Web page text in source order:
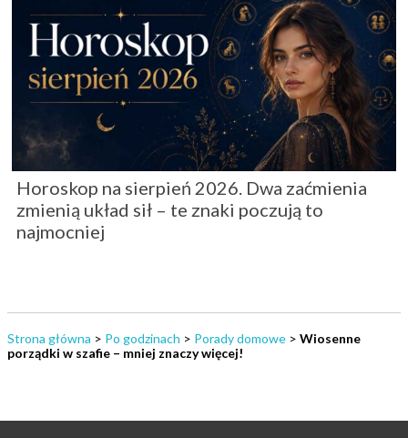
Horoskop na sierpień 2026. Dwa zaćmienia
zmienią układ sił – te znaki poczują to
najmocniej
Strona główna > Po godzinach > Porady domowe > Wiosenne
porządki w szafie – mniej znaczy więcej!